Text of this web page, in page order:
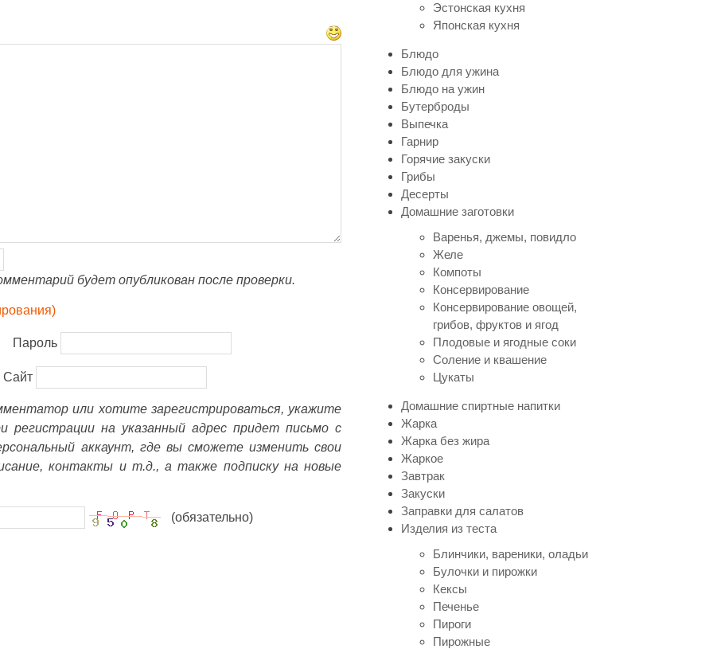
будет опубликован после проверки.
Пароль
Сайт
или хотите зарегистрироваться, укажите
регистрации на указанный адрес придет письмо с
аккаунт, где вы сможете изменить свои
контакты и т.д., а также подписку на новые
(обязательно)
Эстонская кухня
Японская кухня
Блюдо
Блюдо для ужина
Блюдо на ужин
Бутерброды
Выпечка
Гарнир
Горячие закуски
Грибы
Десерты
Домашние заготовки
Варенья, джемы, повидло
Желе
Компоты
Консервирование
Консервирование овощей,
грибов, фруктов и ягод
Плодовые и ягодные соки
Соление и квашение
Цукаты
Домашние спиртные напитки
Жарка
Жарка без жира
Жаркое
Завтрак
Закуски
Заправки для салатов
Изделия из теста
Блинчики, вареники, оладьи
Булочки и пирожки
Кексы
Печенье
Пироги
Пирожные